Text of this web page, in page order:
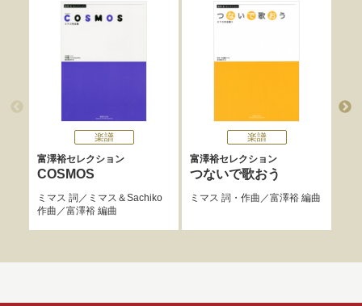
楽譜
富澤裕セレクション
COSMOS
ミマス 詞／ ミマス＆Sachiko
作曲／富澤裕編曲
楽譜
富澤裕セレクション
つないで歌おう
ミマス 詞・作曲／富澤裕編曲